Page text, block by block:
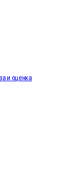
и оценка